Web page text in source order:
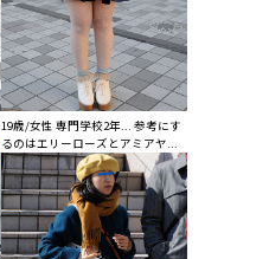
19歳/女性 専門学校2年... 参考にす
るのはエリーローズとアミアヤ...